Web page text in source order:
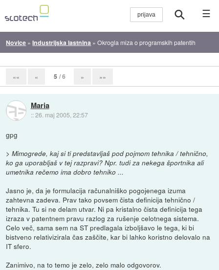
☰
Novice »Industrijska lastnina »Okrogla miza o programskih patentih
«« « 5 / 6 » »»
Maria
::26. maj 2005, 22:57
gpg
> Mimogrede, kaj si ti predstavljaš pod pojmom tehnika / tehnično,
ko ga uporabljaš v tej razpravi? Npr. tudi za nekega športnika ali
umetnika rečemo ima dobro tehniko ...
Jasno je, da je formulacija računalniško pogojenega izuma
zahtevna zadeva. Prav tako povsem čista definicija tehnično /
tehnika. Tu si ne delam utvar. Ni pa kristalno čista definicija tega
izraza v patentnem pravu razlog za rušenje celotnega sistema.
Celo več, sama sem na ST predlagala izboljšavo le tega, ki bi
bistveno relativizirala čas zaščite, kar bi lahko koristno delovalo na
IT sfero.
Zanimivo, na to temo je zelo, zelo malo odgovorov.